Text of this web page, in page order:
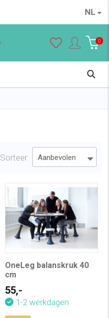
NL
0
Sorteer
OneLeg balanskruk 40
cm
55,-
1-2 werkdagen